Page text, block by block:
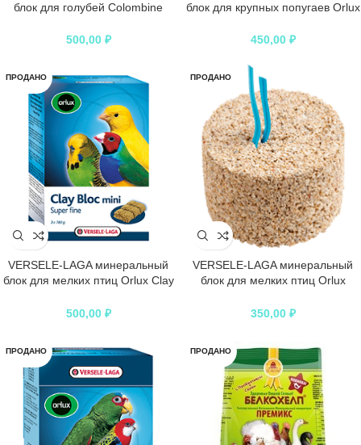
блок для голубей Colombine
500,00 ₽
блок для крупных попугаев Orlux
450,00 ₽
ПРОДАНО
VERSELE-LAGA минеральный
блок для мелких птиц Orlux Clay
500,00 ₽
ПРОДАНО
VERSELE-LAGA минеральный
блок для мелких птиц Orlux
350,00 ₽
ПРОДАНО ПРОДАНО